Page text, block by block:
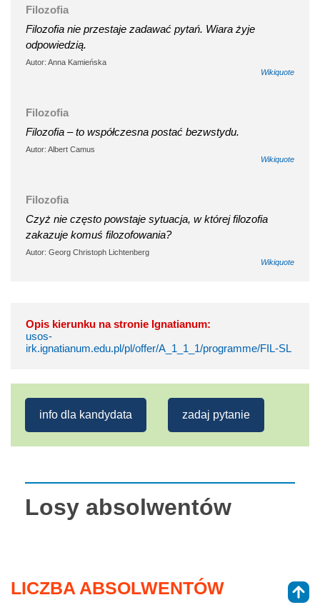
Filozofia
Filozofia nie przestaje zadawać pytań. Wiara żyje
odpowiedzią.
Autor: Anna Kamieńska
Wikiquote
Filozofia
Filozofia – to współczesna postać bezwstydu.
Autor: Albert Camus
Wikiquote
Filozofia
Czyż nie często powstaje sytuacja, w której filozofia
zakazuje komuś filozofowania?
Autor: Georg Christoph Lichtenberg
Wikiquote
Opis kierunku na stronie Ignatianum:
usos-
irk.ignatianum.edu.pl/pl/offer/A_1_1_1/programme/FIL-SL
info dla kandydata zadaj pytanie
Losy absolwentów
LICZBA ABSOLWENTÓW